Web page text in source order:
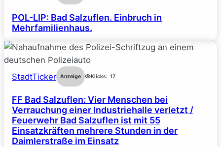
POL-LIP: Bad Salzuflen. Einbruch in
Mehrfamilienhaus.
StadtTicker Anzeige Klicks: 17
FF Bad Salzuflen: Vier Menschen bei
Verrauchung einer Industriehalle verletzt /
Feuerwehr Bad Salzuflen ist mit 55
Einsatzkräften mehrere Stunden in der
Daimlerstraße im Einsatz